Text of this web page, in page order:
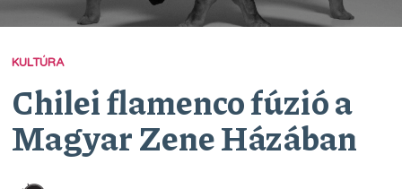
KULTÚRA
Chilei flamenco fúzió a
Magyar Zene Házában